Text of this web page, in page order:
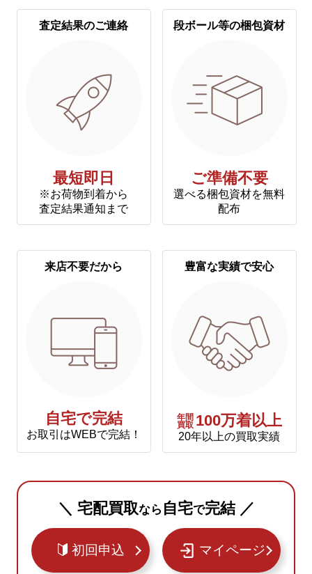
査定結果のご連絡
最短即日
※お荷物到着から
査定結果通知まで
段ボール等の梱包資材
ご準備不要
選べる梱包資材を無料
配布
来店不要だから
自宅で完結
お取引はWEBで完結！
豊富な実績で安心
年間
買取 100万着以上
20年以上の買取実績
＼ 宅配買取なら 自宅で完結 ／
初回申込 マイページ